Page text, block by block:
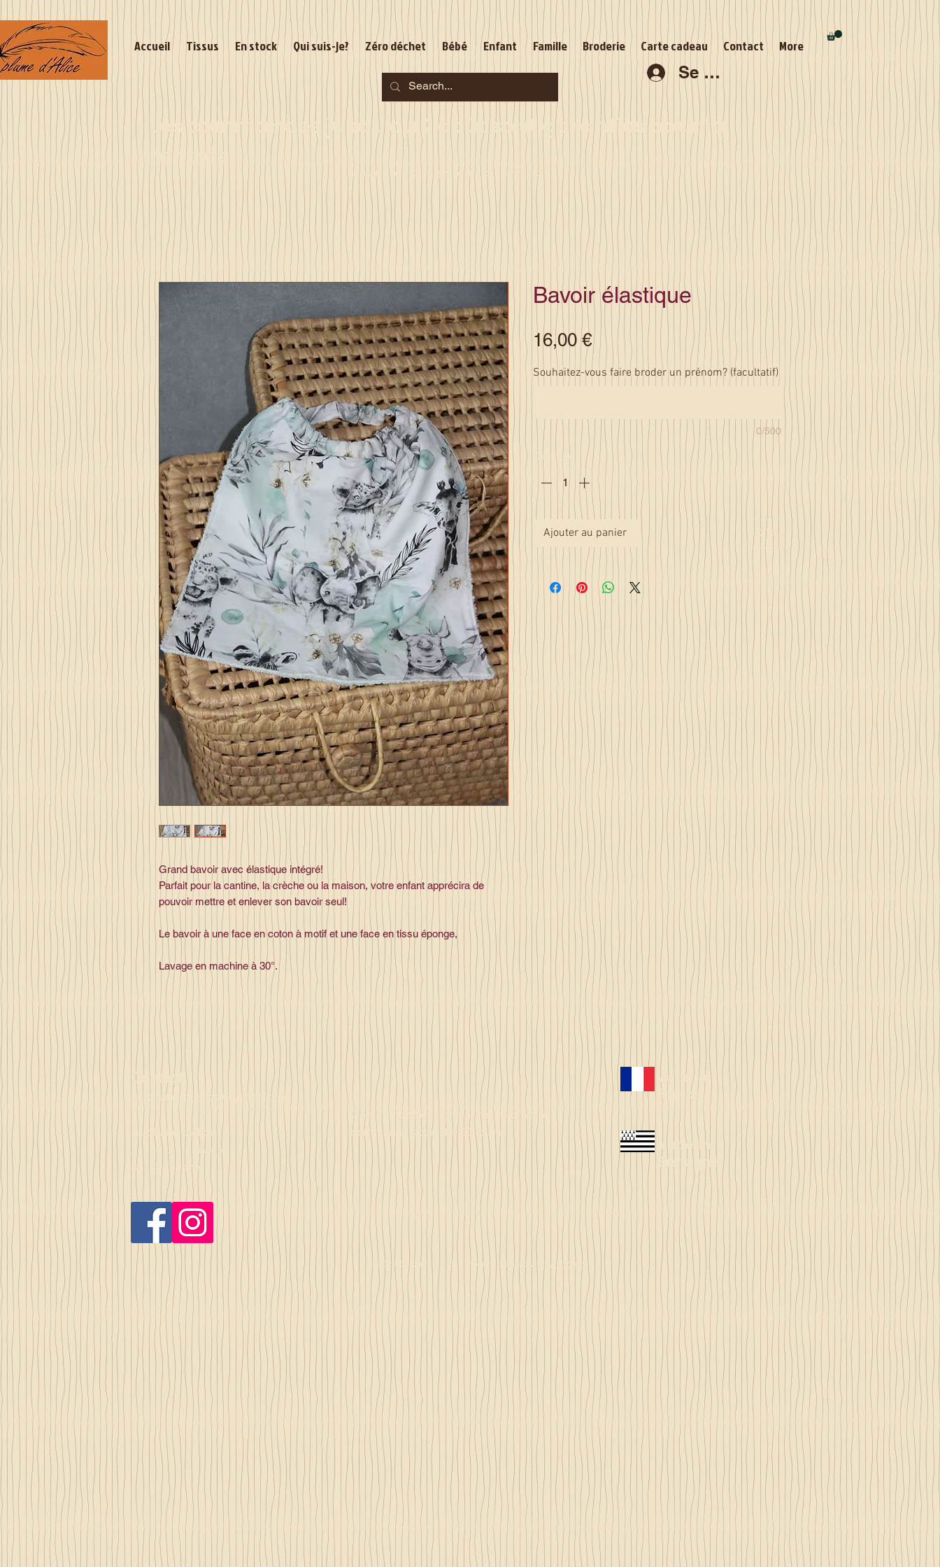
Accueil Tissus En stock Qui suis-je? Zéro déchet Bébé Enfant Famille Broderie Carte cadeau Contact More
Se connecter
Les commandes jusqu'au 2 août sont garanties pour la
rentrée
Je serai en congés du 10 au 23 août
Grand bavoir avec élastique intégré!
Parfait pour la cantine, la crèche ou la maison, votre enfant apprécira de
pouvoir mettre et enlever son bavoir seul!
Le bavoir à une face en coton à motif et une face en tissu éponge,
Lavage en machine à 30°.
Bavoir élastique
16,00 €Prix
Souhaitez-vous faire broder un prénom? (facultatif)
0/500
Quantité
Ajouter au panier
Contact
la_plume_d_alice@yahoo.com
La plume d'Alice
2, lieu dit la rivière
35140 Gosné
Commandez en ligne et recevez votre
commande sous 3 à 25 jours
Made in
France
Made in
Bretagne
© 2023 by Just 4 Kids. Proudly created with Wix.com